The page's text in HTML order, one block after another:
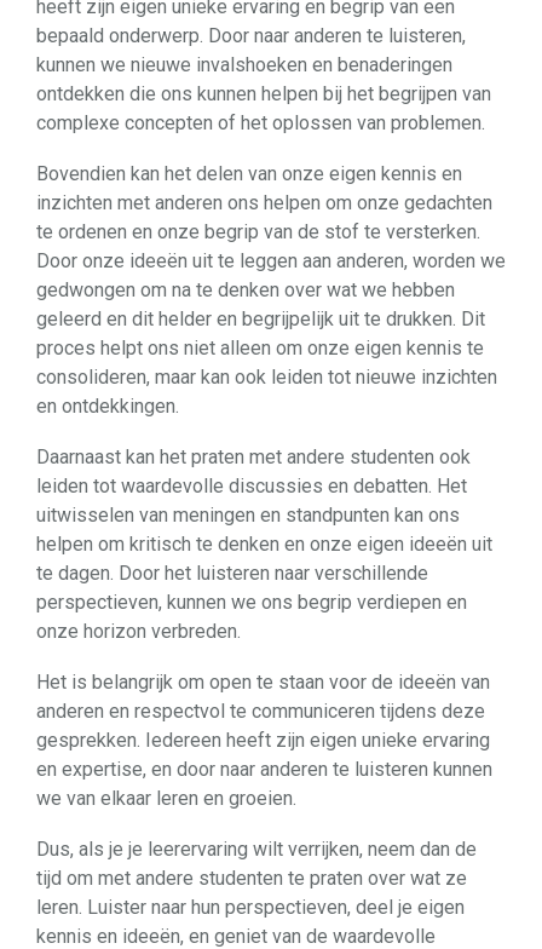
heeft zijn eigen unieke ervaring en begrip van een
bepaald onderwerp. Door naar anderen te luisteren,
kunnen we nieuwe invalshoeken en benaderingen
ontdekken die ons kunnen helpen bij het begrijpen van
complexe concepten of het oplossen van problemen.
Bovendien kan het delen van onze eigen kennis en
inzichten met anderen ons helpen om onze gedachten
te ordenen en onze begrip van de stof te versterken.
Door onze ideeën uit te leggen aan anderen, worden we
gedwongen om na te denken over wat we hebben
geleerd en dit helder en begrijpelijk uit te drukken. Dit
proces helpt ons niet alleen om onze eigen kennis te
consolideren, maar kan ook leiden tot nieuwe inzichten
en ontdekkingen.
Daarnaast kan het praten met andere studenten ook
leiden tot waardevolle discussies en debatten. Het
uitwisselen van meningen en standpunten kan ons
helpen om kritisch te denken en onze eigen ideeën uit
te dagen. Door het luisteren naar verschillende
perspectieven, kunnen we ons begrip verdiepen en
onze horizon verbreden.
Het is belangrijk om open te staan voor de ideeën van
anderen en respectvol te communiceren tijdens deze
gesprekken. Iedereen heeft zijn eigen unieke ervaring
en expertise, en door naar anderen te luisteren kunnen
we van elkaar leren en groeien.
Dus, als je je leerervaring wilt verrijken, neem dan de
tijd om met andere studenten te praten over wat ze
leren. Luister naar hun perspectieven, deel je eigen
kennis en ideeën, en geniet van de waardevolle